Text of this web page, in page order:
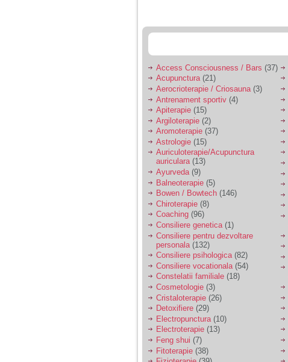
sa se manifeste o
Ma aflu aici pentru ca
vreau sa stiu daca am
nevoie de un psiholog
sau psihiatru.
Sunt casatorita, am
31 de ani si un copil in
varsta de 2 ani care
mi-e lumina ochilor.
De ceva timp simt ca
mi s-a adunat
oboseala, o oboseala
cronica de care nu pot
scapa si simt ca din
cauza ei nu pot
controla nervii si
cateodata are copilul
de suferit.
Am o bariera peste
care nu pot trece:
prietena mea a ramas
insarcinata cu o fata.
Am fost de comun
acord sa facem un
copil, cu gandul ca e
baiat.
Access Consciousness / Bars (37)
Acupunctura(21)
Aerocrioterapie / Criosauna (3)
Antrenament sportiv (4)
Apiterapie (15)
Argiloterapie (2)
Aromoterapie (37)
Astrologie (15)
Auriculoterapie/Acupunctura
auriculara(13)
Ayurveda(9)
Balneoterapie (5)
Bowen / Bowtech (146)
Chiroterapie (8)
Coaching (96)
Consiliere genetica(1)
Consiliere pentru dezvoltare
personala (132)
Consiliere psihologica(82)
Consiliere vocationala (54)
Constelatii familiale (18)
Cosmetologie (3)
Cristaloterapie (26)
Detoxifiere (29)
Electropunctura (10)
Electroterapie (13)
Feng shui (7)
Fitoterapie (38)